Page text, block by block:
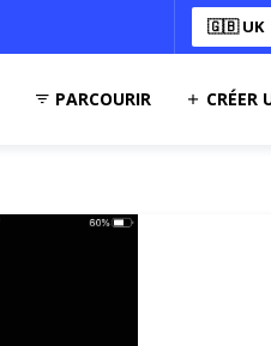
🇬🇧 UK
PARCOURIR CRÉER